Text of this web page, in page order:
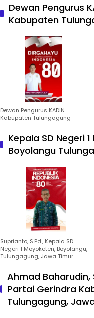
Dewan Pengurus
Kabupaten
Dewan Pengurus KADIN
Kabupaten Tulungagung
Kepala SD Negeri
Boyolangu
Suprianto, S.Pd., Kepala SD
Negeri 1 Moyoketen, Boyolangu,
Tulungagung, Jawa Timur
Ahmad Baharudin,
Partai Gerindra
Tulungagung,